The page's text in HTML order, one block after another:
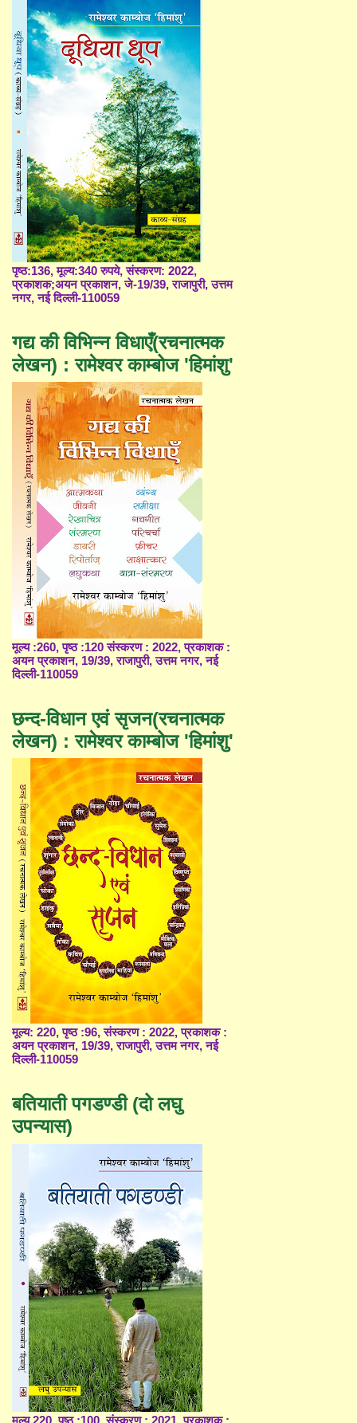
पृष्ठ:136, मूल्य:340 रुपये, संस्करण: 2022,
प्रकाशक;अयन प्रकाशन, जे-19/39, राजापुरी, उत्तम
नगर, नई दिल्ली-110059
गद्य की विभिन्न विधाएँ(रचनात्मक
लेखन) : रामेश्वर काम्बोज 'हिमांशु'
मूल्य :260, पृष्ठ :120 संस्करण : 2022, प्रकाशक :
अयन प्रकाशन, 19/39, राजापुरी, उत्तम नगर, नई
दिल्ली-110059
छन्द-विधान एवं सृजन(रचनात्मक
लेखन) : रामेश्वर काम्बोज 'हिमांशु'
मूल्य: 220, पृष्ठ :96, संस्करण : 2022, प्रकाशक :
अयन प्रकाशन, 19/39, राजापुरी, उत्तम नगर, नई
दिल्ली-110059
बतियाती पगडण्डी (दो लघु
उपन्यास)